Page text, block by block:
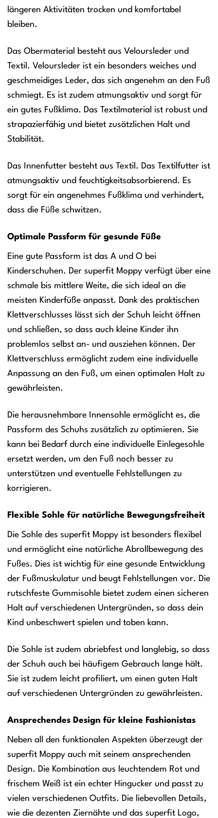
längeren Aktivitäten trocken und komfortabel
bleiben.
Das Obermaterial besteht aus Veloursleder und
Textil. Veloursleder ist ein besonders weiches und
geschmeidiges Leder, das sich angenehm an den Fuß
schmiegt. Es ist zudem atmungsaktiv und sorgt für
ein gutes Fußklima. Das Textilmaterial ist robust und
strapazierfähig und bietet zusätzlichen Halt und
Stabilität.
Das Innenfutter besteht aus Textil. Das Textilfutter ist
atmungsaktiv und feuchtigkeitsabsorbierend. Es
sorgt für ein angenehmes Fußklima und verhindert,
dass die Füße schwitzen.
Optimale Passform für gesunde Füße
Eine gute Passform ist das A und O bei
Kinderschuhen. Der superfit Moppy verfügt über eine
schmale bis mittlere Weite, die sich ideal an die
meisten Kinderfüße anpasst. Dank des praktischen
Klettverschlusses lässt sich der Schuh leicht öffnen
und schließen, so dass auch kleine Kinder ihn
problemlos selbst an- und ausziehen können. Der
Klettverschluss ermöglicht zudem eine individuelle
Anpassung an den Fuß, um einen optimalen Halt zu
gewährleisten.
Die herausnehmbare Innensohle ermöglicht es, die
Passform des Schuhs zusätzlich zu optimieren. Sie
kann bei Bedarf durch eine individuelle Einlegesohle
ersetzt werden, um den Fuß noch besser zu
unterstützen und eventuelle Fehlstellungen zu
korrigieren.
Flexible Sohle für natürliche Bewegungsfreiheit
Die Sohle des superfit Moppy ist besonders flexibel
und ermöglicht eine natürliche Abrollbewegung des
Fußes. Dies ist wichtig für eine gesunde Entwicklung
der Fußmuskulatur und beugt Fehlstellungen vor. Die
rutschfeste Gummisohle bietet zudem einen sicheren
Halt auf verschiedenen Untergründen, so dass dein
Kind unbeschwert spielen und toben kann.
Die Sohle ist zudem abriebfest und langlebig, so dass
der Schuh auch bei häufigem Gebrauch lange hält.
Sie ist zudem leicht profiliert, um einen guten Halt
auf verschiedenen Untergründen zu gewährleisten.
Ansprechendes Design für kleine Fashionistas
Neben all den funktionalen Aspekten überzeugt der
superfit Moppy auch mit seinem ansprechenden
Design. Die Kombination aus leuchtendem Rot und
frischem Weiß ist ein echter Hingucker und passt zu
vielen verschiedenen Outfits. Die liebevollen Details,
wie die dezenten Ziernähte und das superfit Logo,